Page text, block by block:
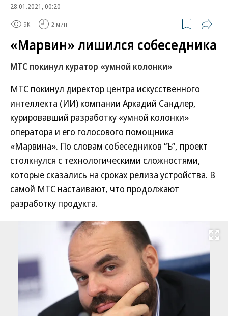
28.01.2021, 00:20
9K 2 мин.
«Марвин» лишился собеседника
МТС покинул куратор «умной колонки»
МТС покинул директор центра искусственного
интеллекта (ИИ) компании Аркадий Сандлер,
курировавший разработку «умной колонки»
оператора и его голосового помощника
«Марвина». По словам собеседников “Ъ”, проект
столкнулся с технологическими сложностями,
которые сказались на сроках релиза устройства. В
самой МТС настаивают, что продолжают
разработку продукта.
Развернуть